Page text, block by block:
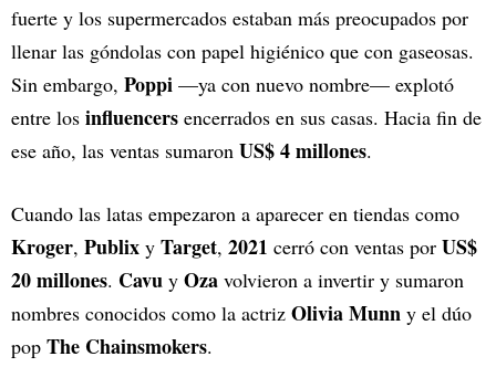
fuerte y los supermercados estaban más preocupados por
llenar las góndolas con papel higiénico que con gaseosas.
Sin embargo, Poppi —ya con nuevo nombre— explotó
entre los influencers encerrados en sus casas. Hacia fin de
ese año, las ventas sumaron US$ 4 millones.
Cuando las latas empezaron a aparecer en tiendas como
Kroger, Publix y Target, 2021 cerró con ventas por US$
20 millones. Cavu y Oza volvieron a invertir y sumaron
nombres conocidos como la actriz Olivia Munn y el dúo
pop The Chainsmokers.